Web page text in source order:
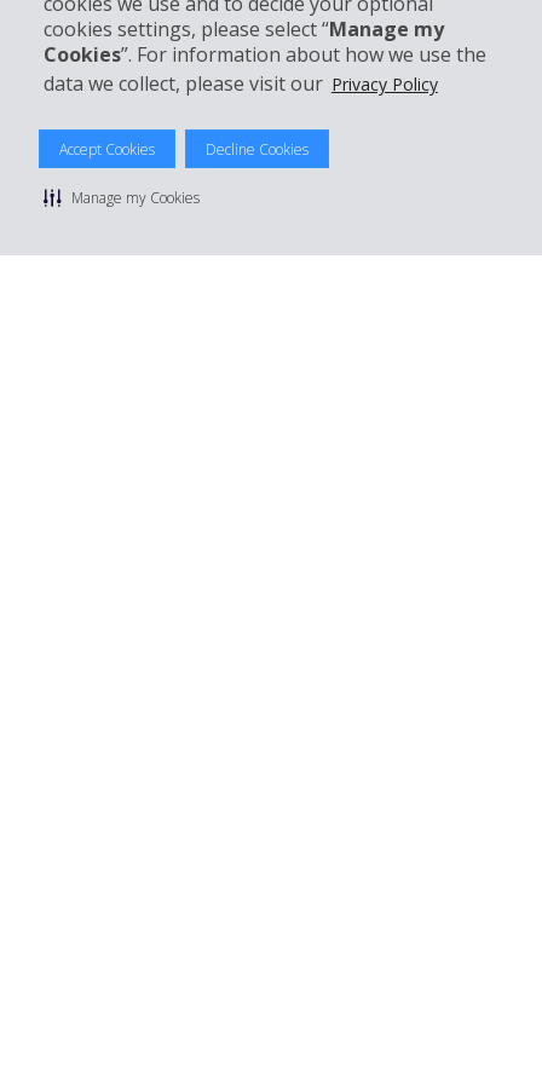
cookies settings, please select “Manage my
Cookies”. For information about how we use the
data we collect, please visit our Privacy Policy
Accept Cookies Decline Cookies
Manage my Cookies
Réserver avec Hertz
© 2026 The Hertz System, Inc.
Politique de confidentialité | Conditions d'utilisation du site
Conditions de location |